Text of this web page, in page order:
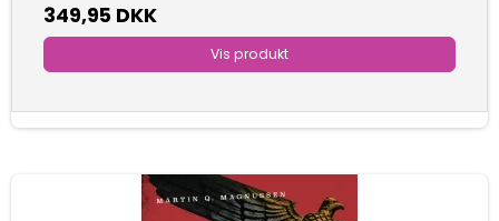
349,95 DKK
Vis produkt